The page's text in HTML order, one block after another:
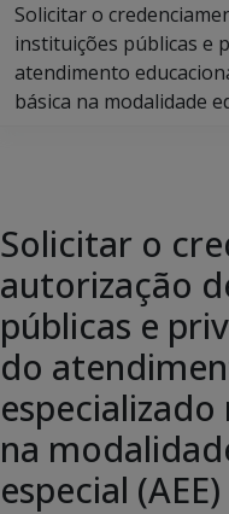
Solicitar o
instituições públicas e
atendimento
básica na modalidade
Solicitar o
autorização
públicas e
do
especializado
na
especial (AEE)